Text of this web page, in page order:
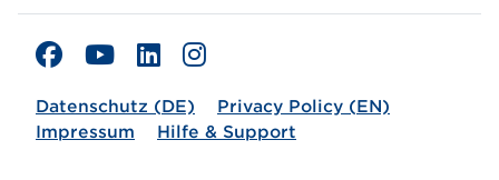
Datenschutz (DE)
Privacy Policy (EN)
Impressum
Hilfe & Support